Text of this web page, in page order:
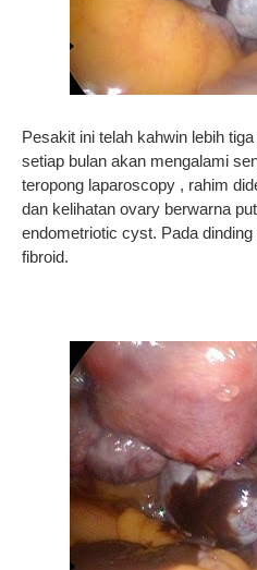
Pesakit ini telah kahwin lebih
setiap bulan akan mengalami
teropong laparoscopy , rahim
dan kelihatan ovary berwarna
endometriotic cyst. Pada
fibroid.